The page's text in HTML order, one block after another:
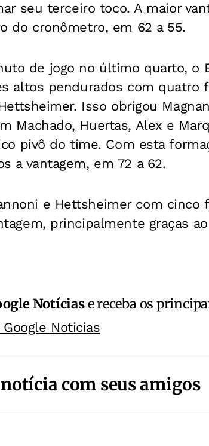
seu terceiro toco. A maior
do cronômetro, em 62 a 55.
de jogo no último quarto, o
altos pendurados com quatro
Isso obrigou
Machado, Huertas, Alex e
pivô do time. Com esta
a vantagem, em 72 a 62.
e Hettsheimer com cinco
principalmente graças
Notíciase receba os
Google Noticias
com seus amigos